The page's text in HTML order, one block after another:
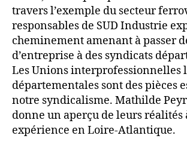
travers l’exemple du secteur
responsables de SUD Industrie
cheminement amenant à passer
d’entreprise à des syndicats
Les Unions interprofessionnelles
départementales sont des pièces
notre syndicalisme. Mathilde
donne un aperçu de leurs réalités
expérience en Loire-Atlantique.